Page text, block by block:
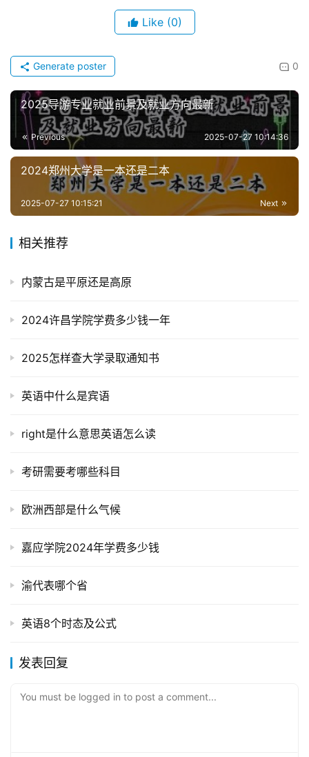
Like (0)
0
Generate poster
2025导游专业就业前景及就业方向最新
Previous 2025-07-27 10:14:36
2024郑州大学是一本还是二本
Next
2025-07-27 10:15:21
相关推荐
内蒙古是平原还是高原
2024许昌学院学费多少钱一年
2025怎样查大学录取通知书
英语中什么是宾语
right是什么意思英语怎么读
考研需要考哪些科目
欧洲西部是什么气候
嘉应学院2024年学费多少钱
渝代表哪个省
英语8个时态及公式
发表回复
You must be logged in to post a comment...